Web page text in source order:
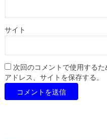
サイト
次回のコメントで使用する
アドレス、サイトを保存する。